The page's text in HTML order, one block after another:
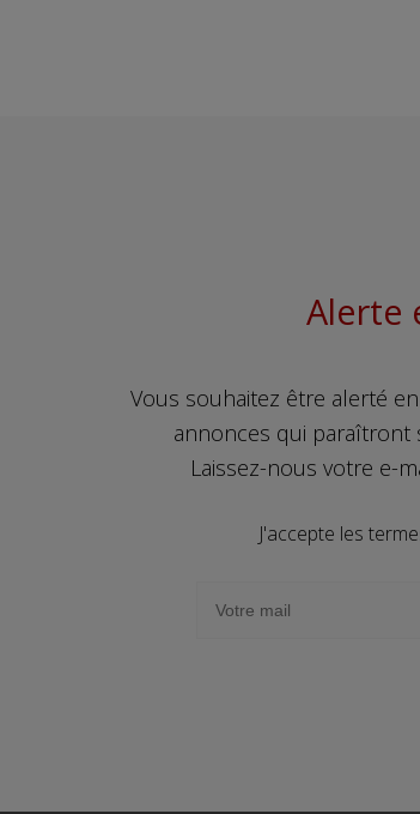
Alerte
Vous souhaitez être alerté
annonces qui paraîtront
Laissez-nous votre e-
J'accepte les